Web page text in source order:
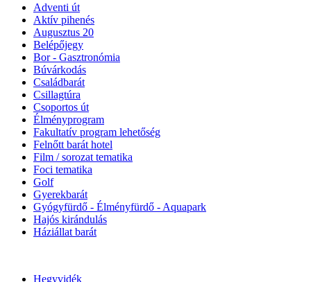
Adventi út
Aktív pihenés
Augusztus 20
Belépőjegy
Bor - Gasztronómia
Búvárkodás
Családbarát
Csillagtúra
Csoportos út
Élményprogram
Fakultatív program lehetőség
Felnőtt barát hotel
Film / sorozat tematika
Foci tematika
Golf
Gyerekbarát
Gyógyfürdő - Élményfürdő - Aquapark
Hajós kirándulás
Háziállat barát
Hegyvidék